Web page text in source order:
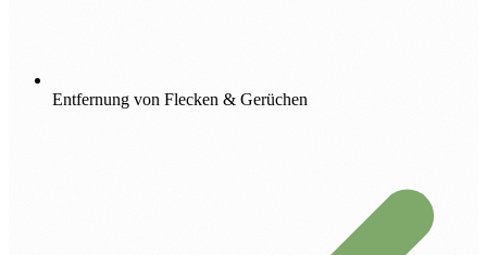
Entfernung von Flecken & Gerüchen